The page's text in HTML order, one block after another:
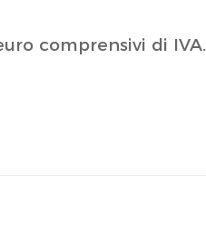
comprensivi di IVA.